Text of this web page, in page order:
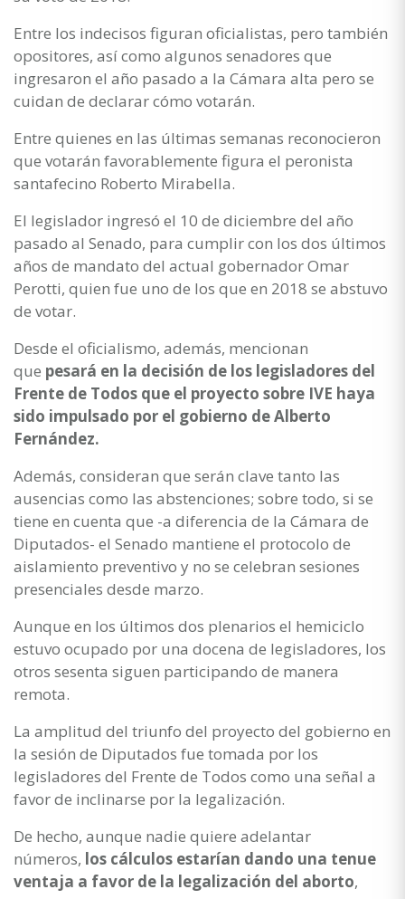
Entre los indecisos figuran oficialistas, pero también
opositores, así como algunos senadores que
ingresaron el año pasado a la Cámara alta pero se
cuidan de declarar cómo votarán.
Entre quienes en las últimas semanas reconocieron
que votarán favorablemente figura el peronista
santafecino Roberto Mirabella.
El legislador ingresó el 10 de diciembre del año
pasado al Senado, para cumplir con los dos últimos
años de mandato del actual gobernador Omar
Perotti, quien fue uno de los que en 2018 se abstuvo
de votar.
Desde el oficialismo, además, mencionan
que pesará en la decisión de los legisladores del
Frente de Todos que el proyecto sobre IVE haya
sido impulsado por el gobierno de Alberto
Fernández.
Además, consideran que serán clave tanto las
ausencias como las abstenciones; sobre todo, si se
tiene en cuenta que -a diferencia de la Cámara de
Diputados- el Senado mantiene el protocolo de
aislamiento preventivo y no se celebran sesiones
presenciales desde marzo.
Aunque en los últimos dos plenarios el hemiciclo
estuvo ocupado por una docena de legisladores, los
otros sesenta siguen participando de manera
remota.
La amplitud del triunfo del proyecto del gobierno en
la sesión de Diputados fue tomada por los
legisladores del Frente de Todos como una señal a
favor de inclinarse por la legalización.
De hecho, aunque nadie quiere adelantar
números, los cálculos estarían dando una tenue
ventaja a favor de la legalización del aborto,